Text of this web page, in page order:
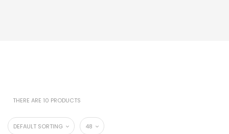
THERE ARE 10 PRODUCTS
DEFAULT SORTING 48